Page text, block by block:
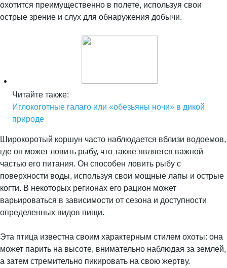
охотится преимущественно в полете, используя свои
острые зрение и слух для обнаружения добычи.
Читайте также:
Иглокоготные галаго или «обезьяны ночи» в дикой
природе
Широкоротый коршун часто наблюдается вблизи водоемов,
где он может ловить рыбу, что также является важной
частью его питания. Он способен ловить рыбу с
поверхности воды, используя свои мощные лапы и острые
когти. В некоторых регионах его рацион может
варьироваться в зависимости от сезона и доступности
определенных видов пищи.
Эта птица известна своим характерным стилем охоты: она
может парить на высоте, внимательно наблюдая за землей,
а затем стремительно пикировать на свою жертву.